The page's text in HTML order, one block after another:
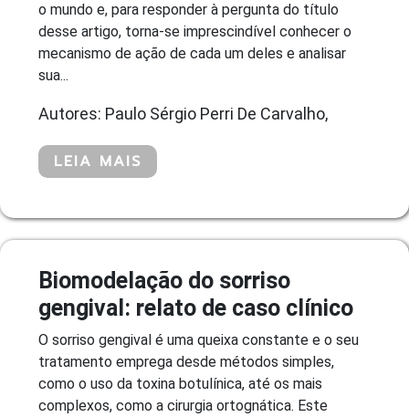
o mundo e, para responder à pergunta do título
desse artigo, torna-se imprescindível conhecer o
mecanismo de ação de cada um deles e analisar
sua...
Autores: Paulo Sérgio Perri De Carvalho,
LEIA MAIS
Biomodelação do sorriso
gengival: relato de caso clínico
O sorriso gengival é uma queixa constante e o seu
tratamento emprega desde métodos simples,
como o uso da toxina botulínica, até os mais
complexos, como a cirurgia ortognática. Este